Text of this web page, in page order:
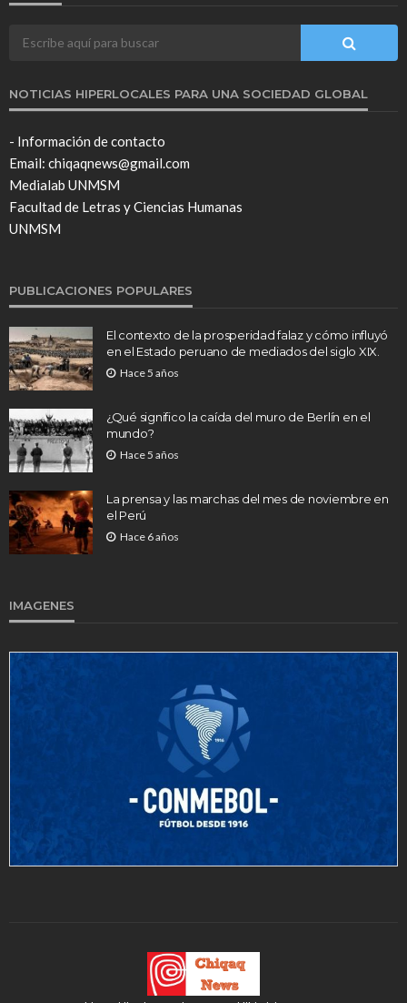
NOTICIAS HIPERLOCALES PARA UNA SOCIEDAD GLOBAL
- Información de contacto
Email: chiqaqnews@gmail.com
Medialab UNMSM
Facultad de Letras y Ciencias Humanas
UNMSM
PUBLICACIONES POPULARES
El contexto de la prosperidad falaz y cómo influyó
en el Estado peruano de mediados del siglo XIX.
Hace 5 años
¿Qué significo la caída del muro de Berlín en el
mundo?
Hace 5 años
La prensa y las marchas del mes de noviembre en
el Perú
Hace 6 años
IMAGENES